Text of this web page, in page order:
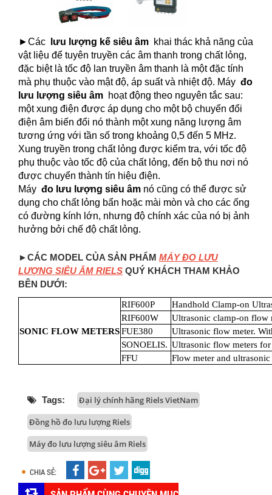
►Các lưu lượng kế siêu âm khai thác khả năng của
vật liệu để tuyên truyền các âm thanh trong chất lỏng,
đặc biệt là tốc độ lan truyền âm thanh là một đặc tính
mà phụ thuộc vào mật độ, áp suất và nhiệt độ. Máy đo
lưu lượng siêu âm hoạt động theo nguyên tắc sau:
một xung điện được áp dụng cho một bộ chuyển đổi
điện âm biến đổi nó thành một xung năng lượng âm
tương ứng với tần số trong khoảng 0,5 đến 5 MHz.
Xung truyền trong chất lỏng được kiểm tra, với tốc độ
phụ thuộc vào tốc độ của chất lỏng, đến bộ thu nơi nó
được chuyển thành tín hiệu điện.
Máy đo lưu lượng siêu âm nó cũng có thể được sử
dụng cho chất lỏng bẩn hoặc mài mòn và cho các ống
có đường kính lớn, nhưng độ chính xác của nó bị ảnh
hưởng bởi chế độ chất lỏng.
►CÁC MODEL CỦA SẢN PHẨM MÁY ĐO LƯU
LƯỢNG SIÊU ÂM RIELS QUÝ KHÁCH THAM KHẢO
BÊN DƯỚI:
SONIC FLOW METERS
RIF600P
Handhold Clamp-on
RIF600W
Ultrasonic clamp-on flow
FUE380
Ultrasonic flow meter.
SONOELIS. Ultrasonic flow meters
FFU
Flow meter and
Tags:
Đại lý chính hãng Riels VietNam
Đồng hồ đo lưu lượng Riels
Máy đo lưu lượng siêu âm Riels
CHIA SẺ: